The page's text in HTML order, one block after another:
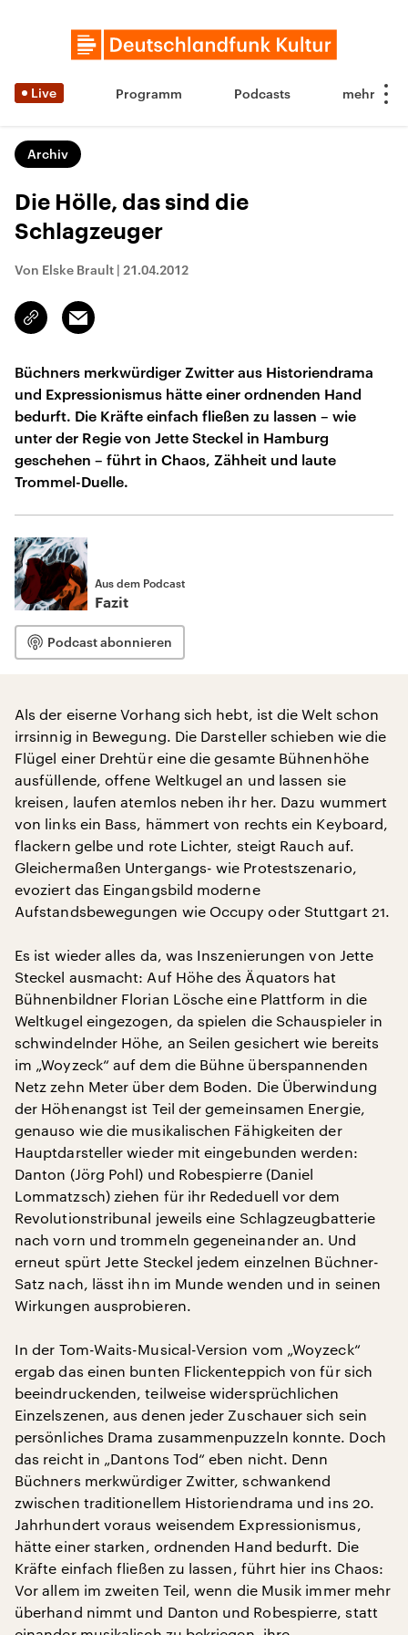
Live Programm Podcasts
Archiv
Die Hölle, das sind die
Schlagzeuger
Von Elske Brault | 21.04.2012
Link
kopieren/teilen
Email
Büchners merkwürdiger Zwitter aus Historiendrama
und Expressionismus hätte einer ordnenden Hand
bedurft. Die Kräfte einfach fließen zu lassen – wie
unter der Regie von Jette Steckel in Hamburg
geschehen – führt in Chaos, Zähheit und laute
Trommel-Duelle.
Aus dem Podcast
Fazit
Podcast abonnieren
Als der eiserne Vorhang sich hebt, ist die Welt schon
irrsinnig in Bewegung. Die Darsteller schieben wie die
Flügel einer Drehtür eine die gesamte Bühnenhöhe
ausfüllende, offene Weltkugel an und lassen sie
kreisen, laufen atemlos neben ihr her. Dazu wummert
von links ein Bass, hämmert von rechts ein Keyboard,
flackern gelbe und rote Lichter, steigt Rauch auf.
Gleichermaßen Untergangs- wie Protestszenario,
evoziert das Eingangsbild moderne
Aufstandsbewegungen wie Occupy oder Stuttgart 21.
Es ist wieder alles da, was Inszenierungen von Jette
Steckel ausmacht: Auf Höhe des Äquators hat
Bühnenbildner Florian Lösche eine Plattform in die
Weltkugel eingezogen, da spielen die Schauspieler in
schwindelnder Höhe, an Seilen gesichert wie bereits
im „Woyzeck“ auf dem die Bühne überspannenden
Netz zehn Meter über dem Boden. Die Überwindung
der Höhenangst ist Teil der gemeinsamen Energie,
genauso wie die musikalischen Fähigkeiten der
Hauptdarsteller wieder mit eingebunden werden:
Danton (Jörg Pohl) und Robespierre (Daniel
Lommatzsch) ziehen für ihr Rededuell vor dem
Revolutionstribunal jeweils eine Schlagzeugbatterie
nach vorn und trommeln gegeneinander an. Und
erneut spürt Jette Steckel jedem einzelnen Büchner-
Satz nach, lässt ihn im Munde wenden und in seinen
Wirkungen ausprobieren.
In der Tom-Waits-Musical-Version vom „Woyzeck“
ergab das einen bunten Flickenteppich von für sich
beeindruckenden, teilweise widersprüchlichen
Einzelszenen, aus denen jeder Zuschauer sich sein
persönliches Drama zusammenpuzzeln konnte. Doch
das reicht in „Dantons Tod“ eben nicht. Denn
Büchners merkwürdiger Zwitter, schwankend
zwischen traditionellem Historiendrama und ins 20.
Jahrhundert voraus weisendem Expressionismus,
hätte einer starken, ordnenden Hand bedurft. Die
Kräfte einfach fließen zu lassen, führt hier ins Chaos:
Vor allem im zweiten Teil, wenn die Musik immer mehr
überhand nimmt und Danton und Robespierre, statt